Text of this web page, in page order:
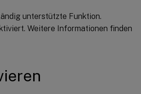
unterstützte Funktion.
Weitere Informationen finden